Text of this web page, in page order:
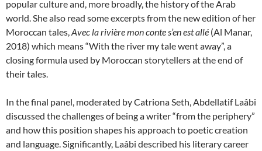
popular culture and, more broadly, the history of the Arab
world. She also read some excerpts from the new edition of her
Moroccan tales, Avec la rivière mon conte s’en est allé (Al Manar,
2018) which means “With the river my tale went away”, a
closing formula used by Moroccan storytellers at the end of
their tales.
In the final panel, moderated by Catriona Seth, Abdellatif Laâbi
discussed the challenges of being a writer “from the periphery”
and how this position shapes his approach to poetic creation
and language. Significantly, Laâbi described his literary career